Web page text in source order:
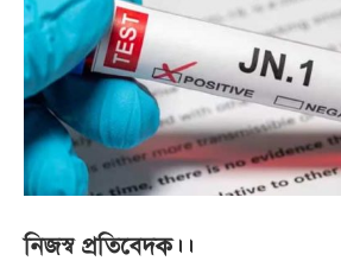
নিজস্ব প্রতিবেদক।।